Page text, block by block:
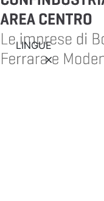
LINGUE